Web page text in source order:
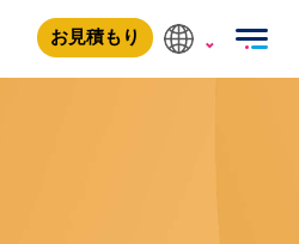
お見積もり